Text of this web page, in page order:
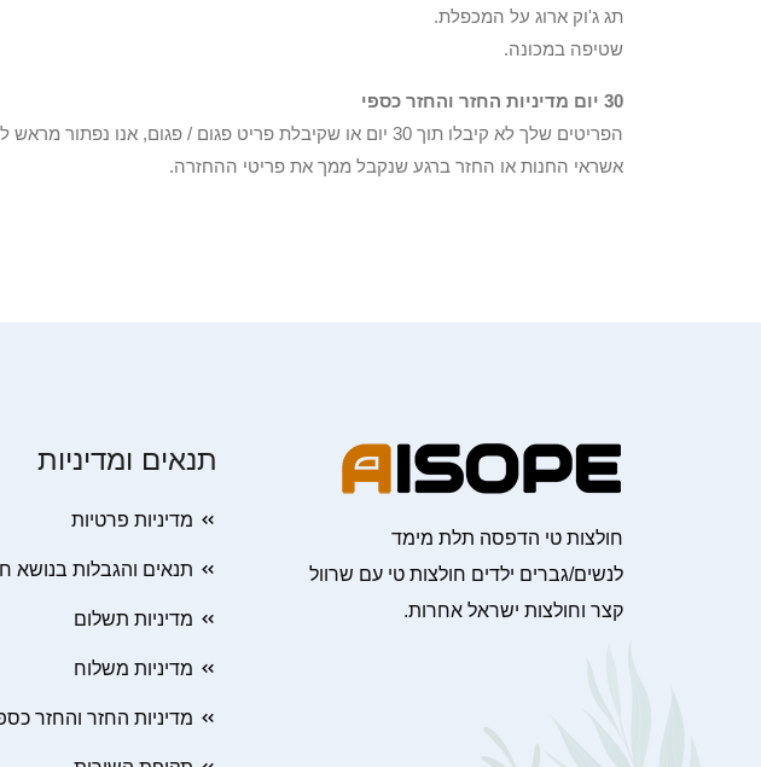
תג ג'וק ארוג על המכפלת.
שטיפה במכונה.
30 יום מדיניות החזר והחזר כספי
הפריטים שלך לא קיבלו תוך 30 יום או שקיבלת פריט פגום /
אשראי החנות או החזר ברגע שנקבל ממך את פריטי ההחזרה.
חולצות טי הדפסה תלת מימד
לנשים/גברים ילדים חולצות טי עם שרוול
קצר וחולצות ישראל אחרות.
תנאים ומדיניות
מדיניות פרטיות
תנאים והגבלות בנושא
מדיניות תשלום
מדיניות משלוח
מדיניות החזר והחזר